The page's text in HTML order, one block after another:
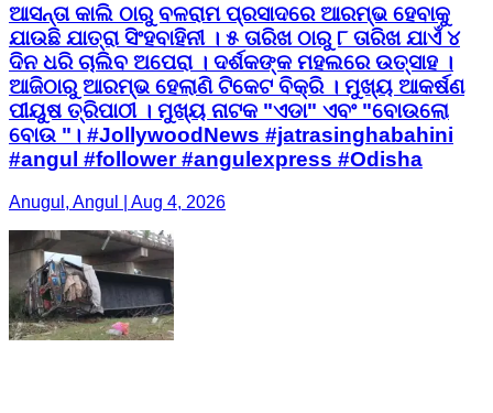
ଆସନ୍ତା କାଲି ଠାରୁ ବଳରାମ ପ୍ରସାଦରେ ଆରମ୍ଭ ହେବାକୁ
ଯାଉଛି ଯାତ୍ରା ସିଂହବାହିନୀ । ୫ ତାରିଖ ଠାରୁ ୮ ତାରିଖ ଯାଏଁ ୪
ଦିନ ଧରି ଚାଲିବ ଅପେରା । ଦର୍ଶକଙ୍କ ମହଲରେ ଉତ୍ସାହ ।
ଆଜିଠାରୁ ଆରମ୍ଭ ହେଲାଣି ଟିକେଟ ବିକ୍ରି । ମୁଖ୍ୟ ଆକର୍ଷଣ
ପୀୟୁଷ ତ୍ରିପାଠୀ । ମୁଖ୍ୟ ନାଟକ "ଏଡା" ଏବଂ "ବୋଉଲୋ
ବୋଉ "। #JollywoodNews #jatrasinghabahini
#angul #follower #angulexpress #Odisha
Anugul, Angul | Aug 4, 2026